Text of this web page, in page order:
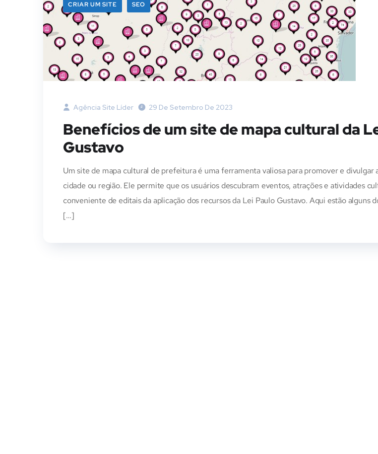
CRIAR UM SITE SEO
Agência Site Líder 29 De Setembro De 2023
Benefícios de um site de mapa cultural da
Gustavo
Um site de mapa cultural de prefeitura é uma ferramenta valiosa para promover e divulgar
cidade ou região. Ele permite que os usuários descubram eventos, atrações e atividades
conveniente de editais da aplicação dos recursos da Lei Paulo Gustavo. Aqui estão alguns
[…]